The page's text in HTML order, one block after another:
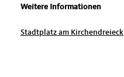
Weitere Informationen
Stadtplatz am Kirchendreieck